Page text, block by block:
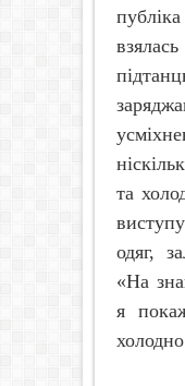
та
одяг,
«На
я